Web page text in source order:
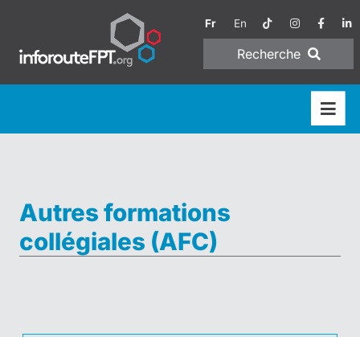
Fr En
Recherche
Autres formations
collégiales (AFC)